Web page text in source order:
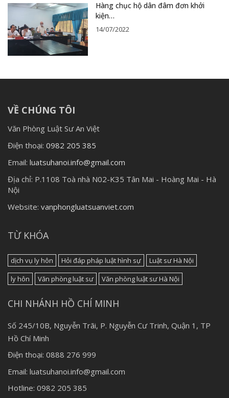
Hàng chục hộ dân đâm đơn khởi
kiện…
14/07/2022
VỀ CHÚNG TÔI
Văn Phòng Luật Sư An Việt
Điện thoại: 0982 205 385
Email: luatsuhanoi.info@gmail.com
Địa chỉ: P.1108 Toà nhà N02-K35 Tân Mai - Hoàng Mai - Hà
Nội
Website: vanphongluatsuanviet.com
TỪ KHÓA
dịch vụ ly hôn Hỏi đáp pháp luật hình sự
Luật sư Hà Nội
ly hôn
Văn phòng luật sư Văn phòng luật sư Hà Nội
CHI NHÁNH HỒ CHÍ MINH
Số 245/10B, Nguyễn Trãi, P. Nguyễn Cư Trinh, Quận 1, TP
Hồ Chí Minh
Điện thoại: 0888 276 999
Email: luatsuhanoi.info@gmail.com
Hotline: 0982 205 385